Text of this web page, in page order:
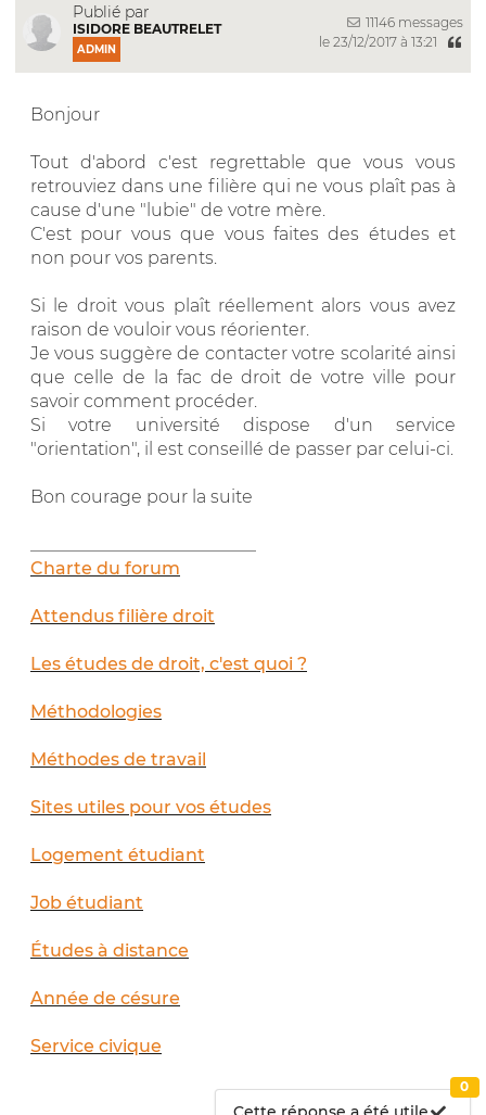
Publié par
ISIDORE BEAUTRELET
ADMIN
11146 messages
le 23/12/2017 à 13:21
Bonjour
Tout d'abord c'est regrettable que vous vous
retrouviez dans une filière qui ne vous plaît pas à
cause d'une "lubie" de votre mère.
C'est pour vous que vous faites des études et
non pour vos parents.
Si le droit vous plaît réellement alors vous avez
raison de vouloir vous réorienter.
Je vous suggère de contacter votre scolarité ainsi
que celle de la fac de droit de votre ville pour
savoir comment procéder.
Si votre université dispose d'un service
"orientation", il est conseillé de passer par celui-ci.
Bon courage pour la suite
Charte du forum
Attendus filière droit
Les études de droit, c'est quoi ?
Méthodologies
Méthodes de travail
Sites utiles pour vos études
Logement étudiant
Job étudiant
Études à distance
Année de césure
Service civique
0